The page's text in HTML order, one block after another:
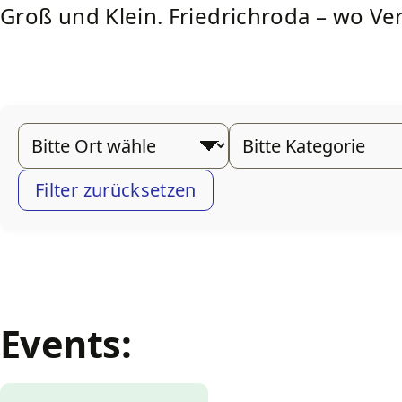
Groß und Klein. Friedrichroda – wo
Ort Kategorie
Filter zurücksetzen
Events:
Kurkarte
Geschichte
Wirtschaft
Förderprojekte
Lärmaktionsplan
Schwimmbäder
Friedhöfe